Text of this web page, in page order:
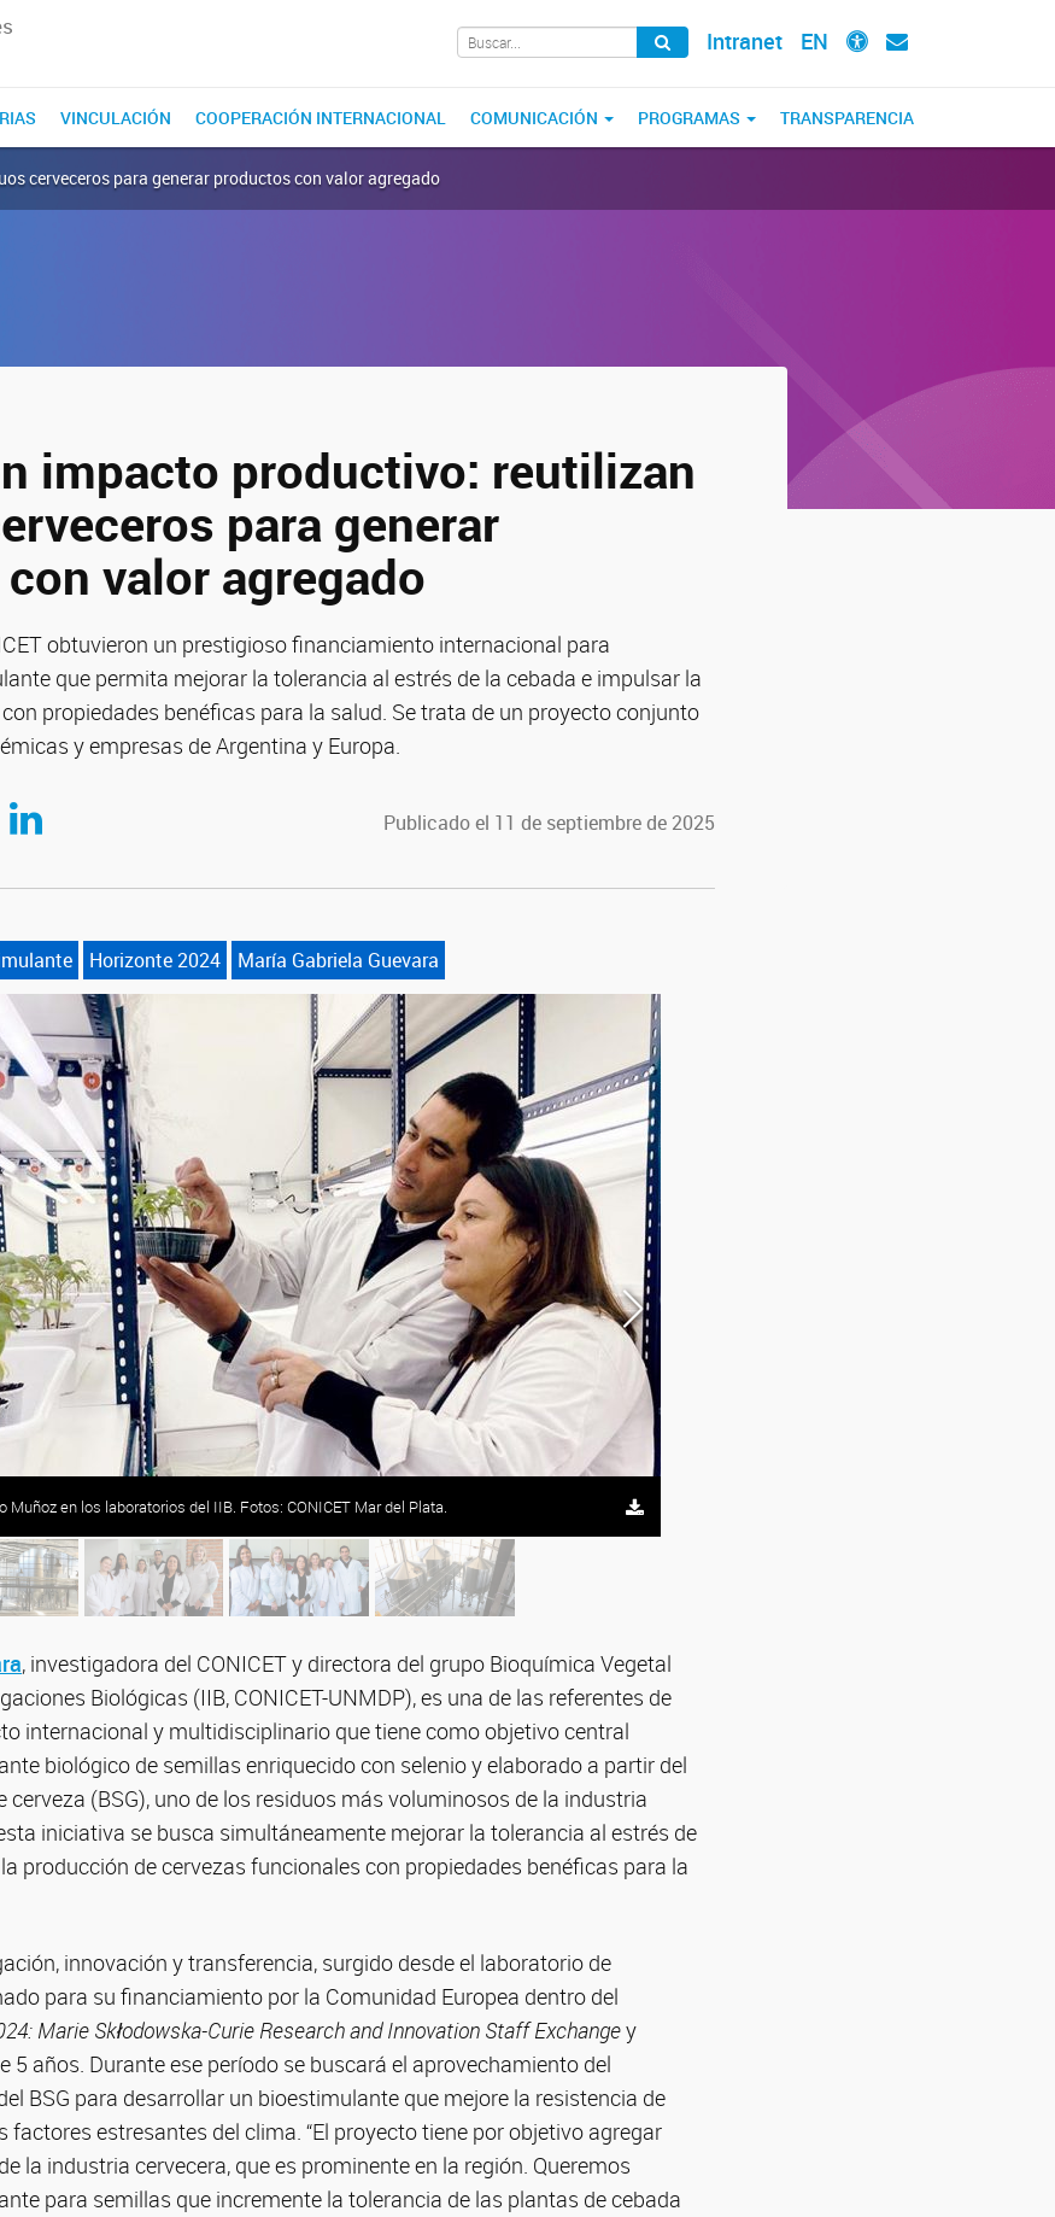
Intranet EN
VINCULACIÓN COOPERACIÓN INTERNACIONAL COMUNICACIÓN PROGRAMAS TRANSPARENCIA
cerveceros para generar productos con valor agregado
impacto productivo: reutilizan
para generar
valor agregado
obtuvieron un prestigioso financiamiento internacional para
que permita mejorar la tolerancia al estrés de la cebada e impulsar la
propiedades benéficas para la salud. Se trata de un proyecto conjunto
y empresas de Argentina y Europa.
en Twitter
Compartir en LinkedIn Publicado el 11 de septiembre de 2025
Horizonte 2024 María Gabriela Guevara
Muñoz en los laboratorios del IIB. Fotos: CONICET Mar del Plata.
, investigadora del CONICET y directora del grupo Bioquímica Vegetal
Biológicas (IIB, CONICET-UNMDP), es una de las referentes de
internacional y multidisciplinario que tiene como objetivo central
biológico de semillas enriquecido con selenio y elaborado a partir del
cerveza (BSG), uno de los residuos más voluminosos de la industria
iniciativa se busca simultáneamente mejorar la tolerancia al estrés de
producción de cervezas funcionales con propiedades benéficas para la
innovación y transferencia, surgido desde el laboratorio de
para su financiamiento por la Comunidad Europea dentro del
Marie Skłodowska-Curie Research and Innovation Staff Exchangey
5 años. Durante ese período se buscará el aprovechamiento del
BSG para desarrollar un bioestimulante que mejore la resistencia de
factores estresantes del clima. “El proyecto tiene por objetivo agregar
la industria cervecera, que es prominente en la región. Queremos
para semillas que incremente la tolerancia de las plantas de cebada